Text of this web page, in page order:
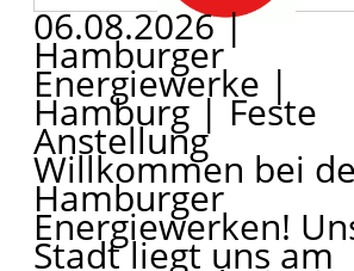
06.08.2026|
Hamburger
Energiewerke |
Hamburg| Feste
Anstellung
Willkommen bei
Hamburger
Energiewerken!
Stadt liegt uns am